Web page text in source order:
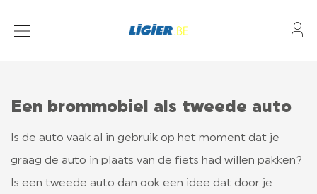
ONDERHOUD
Een brommobiel als tweede auto
Is de auto vaak al in gebruik op het moment dat je
graag de auto in plaats van de fiets had willen pakken?
Is een tweede auto dan ook een idee dat door je